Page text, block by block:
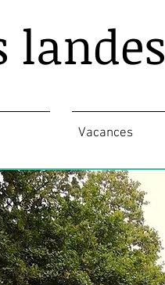
landes
Vacances